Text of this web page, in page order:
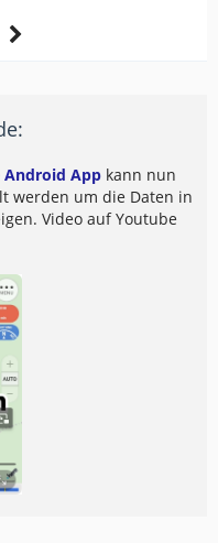
Android App kann nun
werden um die Daten in
Video auf Youtube